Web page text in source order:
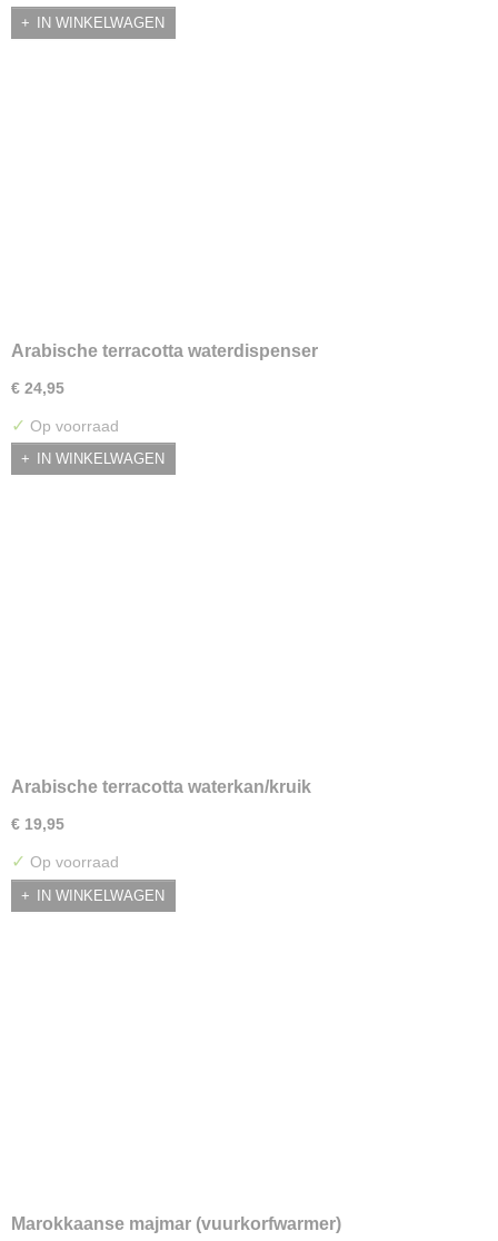
IN WINKELWAGEN
Arabische terracotta waterdispenser
€ 24,95
✓ Op voorraad
IN WINKELWAGEN
Arabische terracotta waterkan/kruik
€ 19,95
✓ Op voorraad
IN WINKELWAGEN
Marokkaanse majmar (vuurkorfwarmer)